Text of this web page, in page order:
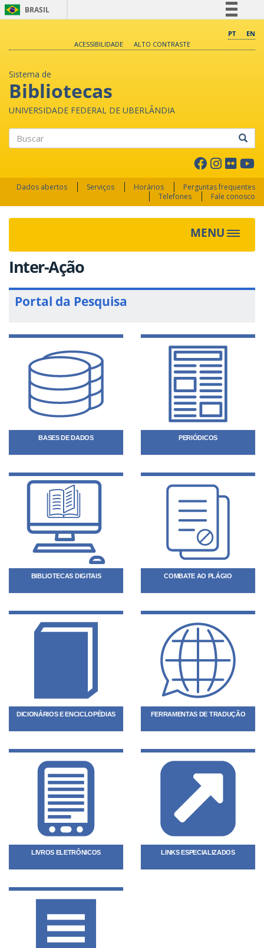
BRASIL
Comunica BR
PT
EN
ACESSIBILIDADE
ALTO CONTRASTE
Sistema de
Bibliotecas
UNIVERSIDADE FEDERAL DE UBERLÂNDIA
Dados abertos Serviços Horários
Perguntas frequentes
Telefones
Fale conosco
MENU Toggle
Inter-Ação
Portal da Pesquisa
BASES DE DADOS PERIÓDICOS
BIBLIOTECAS DIGITAIS COMBATE AO PLÁGIO
DICIONÁRIOS E ENCICLOPÉDIAS FERRAMENTAS DE TRADUÇÃO
LIVROS ELETRÔNICOS LINKS ESPECIALIZADOS